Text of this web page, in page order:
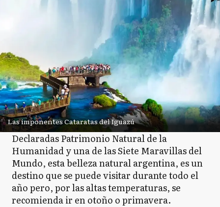
Las imponentes Cataratas del Iguazú
Declaradas Patrimonio Natural de la
Humanidad y una de las Siete Maravillas del
Mundo, esta belleza natural argentina, es un
destino que se puede visitar durante todo el
año pero, por las altas temperaturas, se
recomienda ir en otoño o primavera.